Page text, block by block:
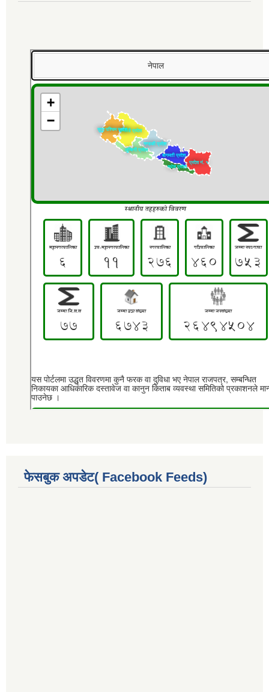
फेसबुक अपडेट( Facebook Feeds)